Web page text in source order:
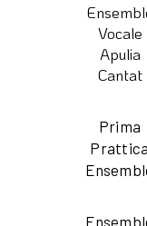
Vocale
Apulia
Cantat
Prima
Prattica